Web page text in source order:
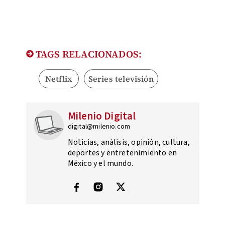
TAGS RELACIONADOS:
Netflix Series televisión
Milenio Digital
digital@milenio.com
Noticias, análisis, opinión, cultura,
deportes y entretenimiento en
México y el mundo.